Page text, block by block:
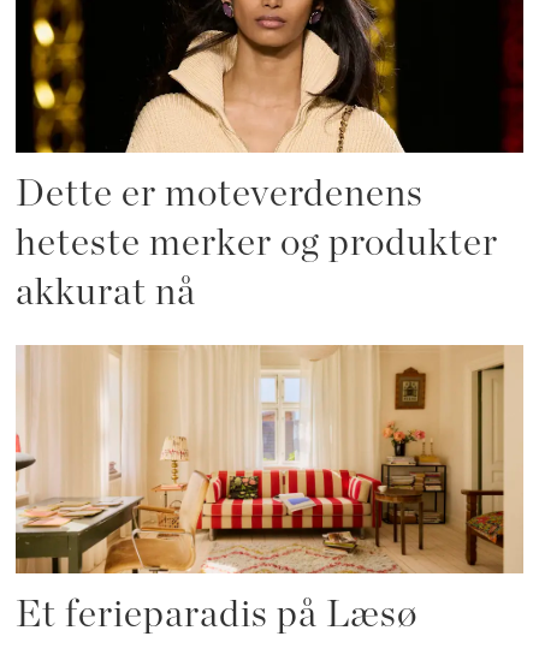
Dette er moteverdenens
heteste merker og produkter
akkurat nå
Et ferieparadis på Læsø